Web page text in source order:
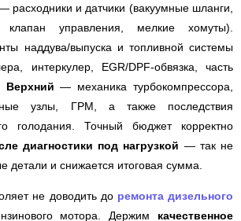
расходники и датчики (вакуумные шланги,
клапан управления, мелкие хомуты).
наддува/выпуска и топливной системы
интеркулер, EGR/DPF-обвязка, часть
Верхний — механика турбокомпрессора,
узлы, ГРМ, а также последствия
голодания. Точный бюджет корректно
диагностики под нагрузкой — так не
детали и снижается итоговая сумма.
не доводить до ремонта дизельного
мотора. Держим качественное